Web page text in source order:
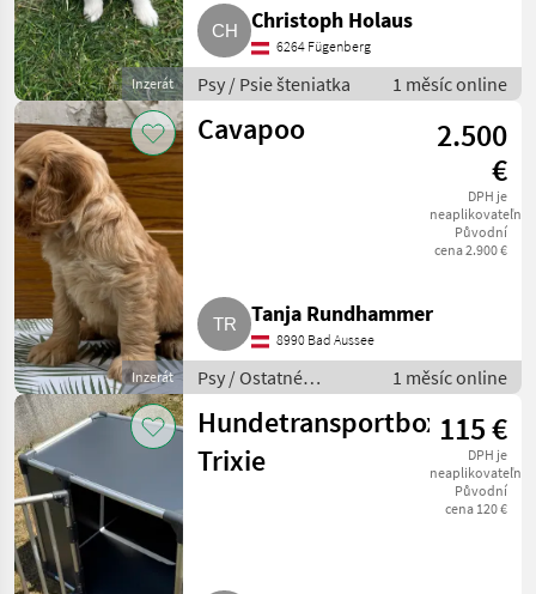
Inzerát
Christoph Holaus
6264 Fügenberg
Psy / Psie šteniatka 1 měsíc online
Inzerát
Cavapoo
2.500
€
DPH je
neaplikovateľné
Původní
cena 2.900 €
Tanja Rundhammer
8990 Bad Aussee
Psy / Ostatné
plemená psov
1 měsíc online
Hundetransportbox
Trixie
115 €
DPH je
neaplikovateľné
Původní
cena 120 €